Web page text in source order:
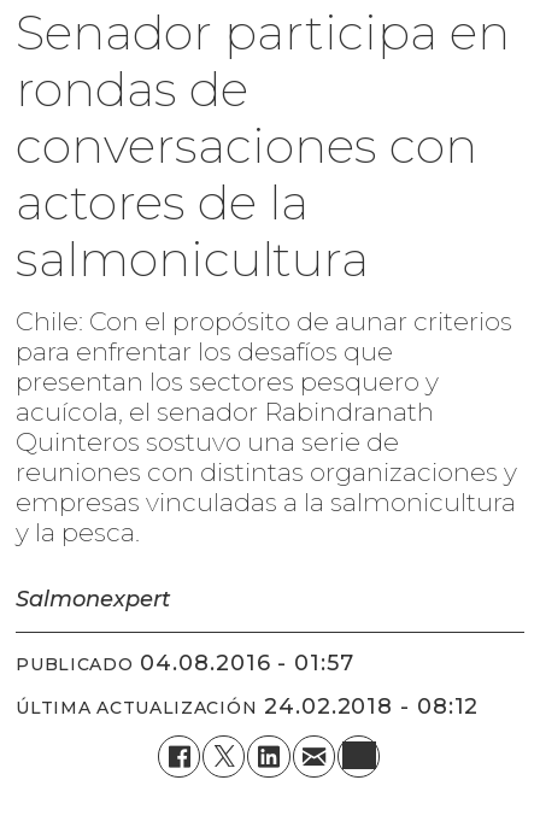
Senador participa en
rondas de
conversaciones con
actores de la
salmonicultura
Chile: Con el propósito de aunar criterios
para enfrentar los desafíos que
presentan los sectores pesquero y
acuícola, el senador Rabindranath
Quinteros sostuvo una serie de
reuniones con distintas organizaciones y
empresas vinculadas a la salmonicultura
y la pesca.
Salmonexpert
PUBLICADO 04.08.2016 - 01:57
ÚLTIMA ACTUALIZACIÓN 24.02.2018 - 08:12